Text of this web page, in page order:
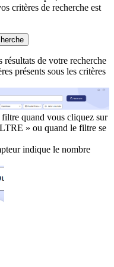
critères de recherche est
de votre recherche
présents sous les critères
filtre quand vous cliquez sur
» ou quand le filtre se
indique le nombre